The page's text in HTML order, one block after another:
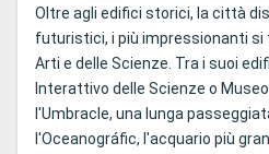
Oltre agli edifici storici, la città
futuristici, i più impressionanti si
Arti e delle Scienze. Tra i suoi
Interattivo delle Scienze o
l'Umbracle, una lunga
l'Oceanográfic, l'acquario più